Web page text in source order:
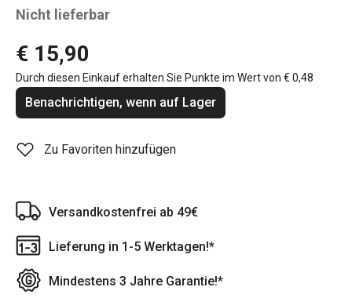
Nicht lieferbar
€ 15,90
Durch diesen Einkauf erhalten Sie Punkte im Wert von € 0,48
Benachrichtigen, wenn auf Lager
Zu Favoriten hinzufügen
Versandkostenfrei ab 49€
Lieferung in 1-5 Werktagen!*
Mindestens 3 Jahre Garantie!*